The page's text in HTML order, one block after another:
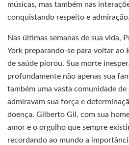
músicas, mas também nas
conquistando respeito e admiração.
Nas últimas semanas de sua vida,
York preparando-se para voltar ao
de saúde piorou. Sua morte
profundamente não apenas sua
também uma vasta comunidade
admiravam sua força e
doença. Gilberto Gil, com sua
amor e o orgulho que sempre
recordando ao mundo a